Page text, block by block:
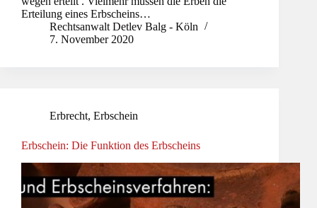
Erteilung eines Erbscheins…
Rechtsanwalt Detlev Balg - Köln
7. November 2020
Erbrecht, Erbschein
Erbschein: Die Funktion des Erbscheins